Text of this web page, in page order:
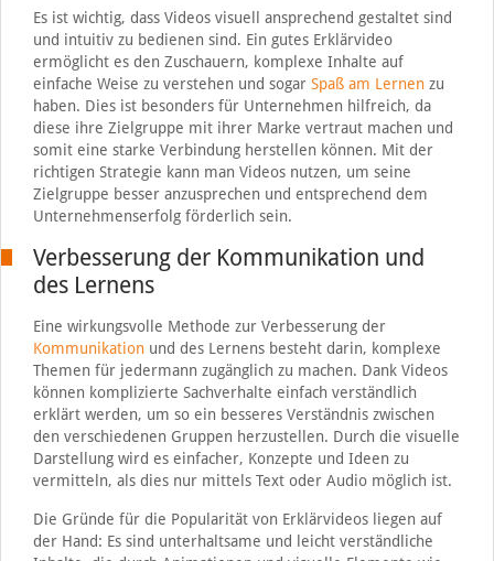
Es ist wichtig, dass Videos visuell ansprechend gestaltet sind
und intuitiv zu bedienen sind. Ein gutes Erklärvideo
ermöglicht es den Zuschauern, komplexe Inhalte auf
einfache Weise zu verstehen und sogar Spaß am Lernenzu
haben. Dies ist besonders für Unternehmen hilfreich, da
diese ihre Zielgruppe mit ihrer Marke vertraut machen und
somit eine starke Verbindung herstellen können. Mit der
richtigen Strategie kann man Videos nutzen, um seine
Zielgruppe besser anzusprechen und entsprechend dem
Unternehmenserfolg förderlich sein.
Verbesserung der Kommunikation und
des Lernens
Eine wirkungsvolle Methode zur Verbesserung der
Kommunikationund des Lernens besteht darin, komplexe
Themen für jedermann zugänglich zu machen. Dank Videos
können komplizierte Sachverhalte einfach verständlich
erklärt werden, um so ein besseres Verständnis zwischen
den verschiedenen Gruppen herzustellen. Durch die visuelle
Darstellung wird es einfacher, Konzepte und Ideen zu
vermitteln, als dies nur mittels Text oder Audio möglich ist.
Die Gründe für die Popularität von Erklärvideos liegen auf
der Hand: Es sind unterhaltsame und leicht verständliche